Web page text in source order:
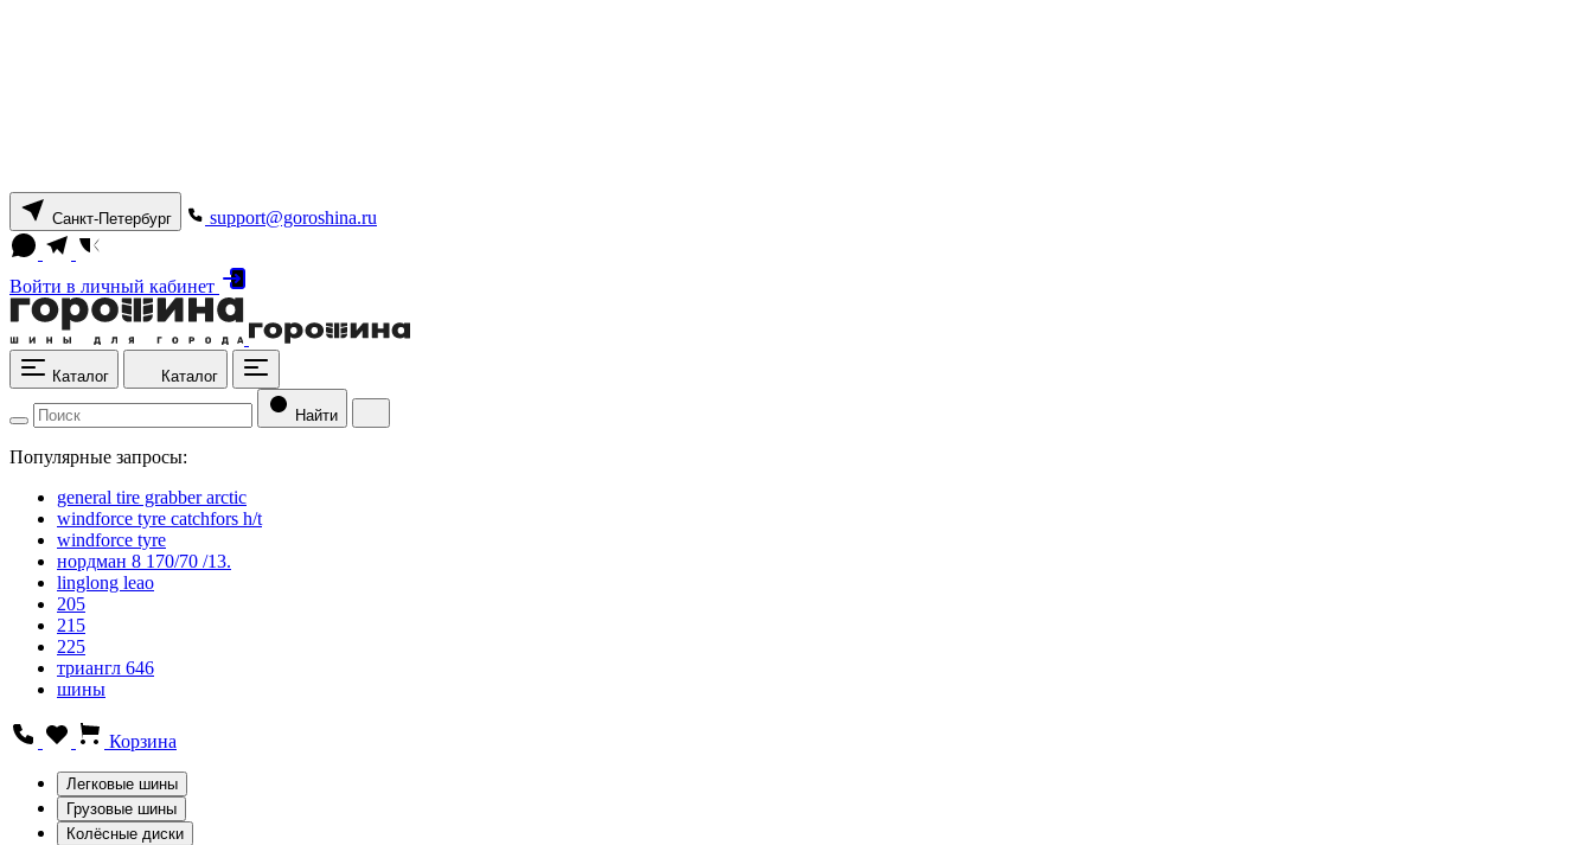
Санкт-Петербург support@goroshina.ru
Войти в личный кабинет
Каталог Каталог
Найти
Популярные запросы:
general tire grabber arctic
windforce tyre catchfors h/t
windforce tyre
нордман 8 170/70 /13.
linglong leao
205
215
225
триангл 646
шины
Корзина
Легковые шины
Грузовые шины
Колёсные диски